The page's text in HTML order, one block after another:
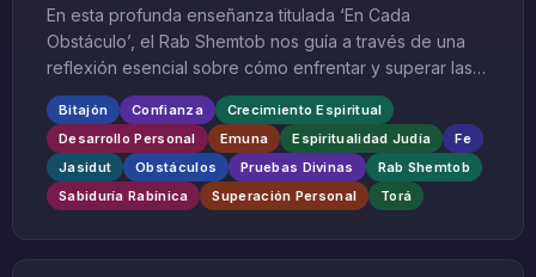
En esta profunda enseñanza titulada ‘En Cada
Obstáculo’, el Rab Shemtob nos guía a través de una
reflexión esencial sobre cómo enfrentar y superar las
dificultades que se presentan en nuestro camino
espiritual y material. Esta conferencia, impartida en
noviembre de 2006, ofrece una perspectiva única
basada en la sabiduría ancestral de la Torá y las
enseñanzas rabínicas sobre la fe, la perseverancia y la
Bitajón Confianza
Crecimiento Espiritual
Desarrollo Personal
Emuna Espiritualidad Judía
Fe
Jasidut
Obstáculos Pruebas Divinas
Rab Shemtob
Sabiduría Rabínica
Superación Personal Torá